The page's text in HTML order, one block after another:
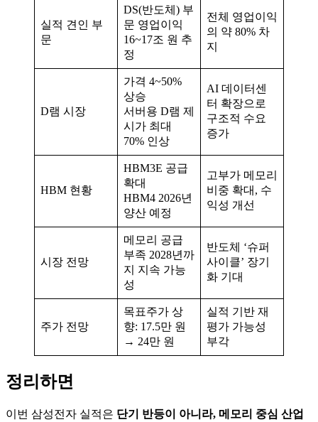
실적 견인 부
문
DS(반도체) 부
문 영업이익
16~17조 원 추
정
전체 영업이익
의 약 80% 차
지
D램 시장
가격 4~50%
상승
서버용 D램 제
시가 최대
70% 인상
AI 데이터센
터 확장으로
구조적 수요
증가
HBM 현황
HBM3E 공급
확대
HBM4 2026년
양산 예정
고부가 메모리
비중 확대, 수
익성 개선
시장 전망
메모리 공급
부족 2028년까
지 지속 가능
성
반도체 ‘슈퍼
사이클’ 장기
화 기대
주가 전망
목표주가 상
향: 17.5만 원
→ 24만 원
실적 기반 재
평가 가능성
부각
정리하면
이번 삼성전자 실적은 단기 반등이 아니라, 메모리 중심 산업